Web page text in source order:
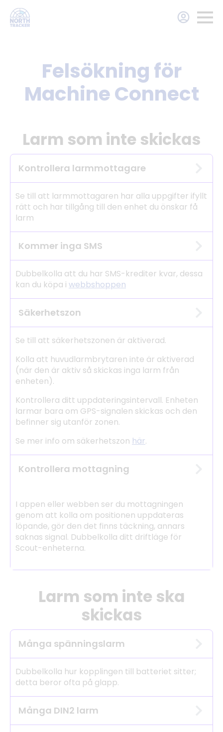
Felsökning för
Machine Connect
Larm som inte skickas
Kontrollera larmmottagare
Se till att larmmottagaren har alla uppgifter ifyllt
rätt och har tillgång till den enhet du önskar få
larm
Kommer inga SMS
Dubbelkolla att du har SMS-krediter kvar, dessa
kan du köpa i webbshoppen
Säkerhetszon
Se till att säkerhetszonen är aktiverad.
Kolla att huvudlarmbrytaren inte är aktiverad
(när den är aktiv så skickas inga larm från
enheten).
Kontrollera ditt uppdateringsintervall. Enheten
larmar bara om GPS-signalen skickas och den
befinner sig utanför zonen.
Se mer info om säkerhetszon här.
Kontrollera mottagning
I appen eller webben ser du mottagningen
genom att kolla om positionen uppdateras
löpande, gör den det finns täckning, annars
saknas signal. Dubbelkolla ditt driftläge för
Scout-enheterna.
Larm som inte ska
skickas
Många spänningslarm
Dubbelkolla hur kopplingen till batteriet sitter;
detta beror ofta på glapp.
Många DIN2 larm